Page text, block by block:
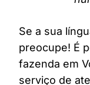
Se a sua
preocupe! É
fazenda em
serviço de